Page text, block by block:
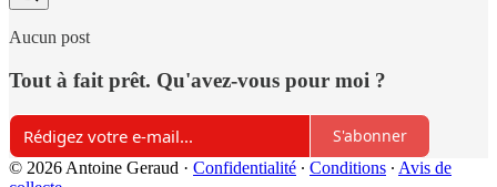
Aucun post
Tout à fait prêt. Qu'avez-vous pour moi ?
S'abonner
© 2026 Antoine Geraud · Confidentialité ∙ Conditions ∙ Avis de